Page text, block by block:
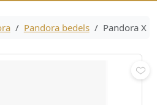
Pandora bedels Pandora X